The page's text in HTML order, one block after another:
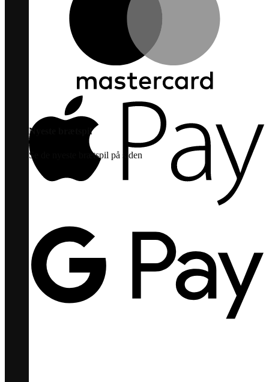
Nyeste brætspil
Se de nyeste brætspil på siden